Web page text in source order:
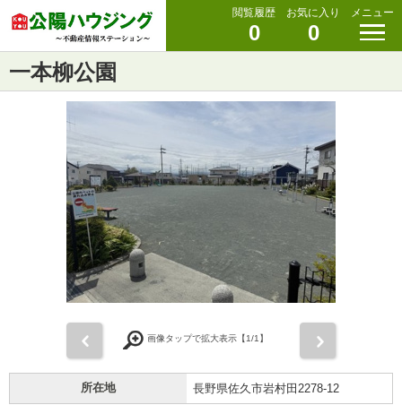
閲覧履歴
0
お気に入り
0
メニュー
一本柳公園
画像タップで拡大表示【1/1】
所在地 長野県佐久市岩村田2278-12